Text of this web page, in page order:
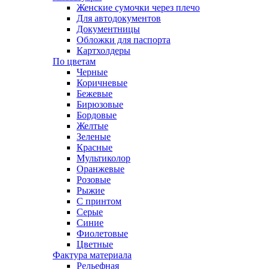
Женские сумочки через плечо
Для автодокументов
Документницы
Обложки для паспорта
Картхолдеры
По цветам
Черные
Коричневые
Бежевые
Бирюзовые
Бордовые
Желтые
Зеленые
Красные
Мультиколор
Оранжевые
Розовые
Рыжие
С принтом
Серые
Синие
Фиолетовые
Цветные
Фактура материала
Рельефная